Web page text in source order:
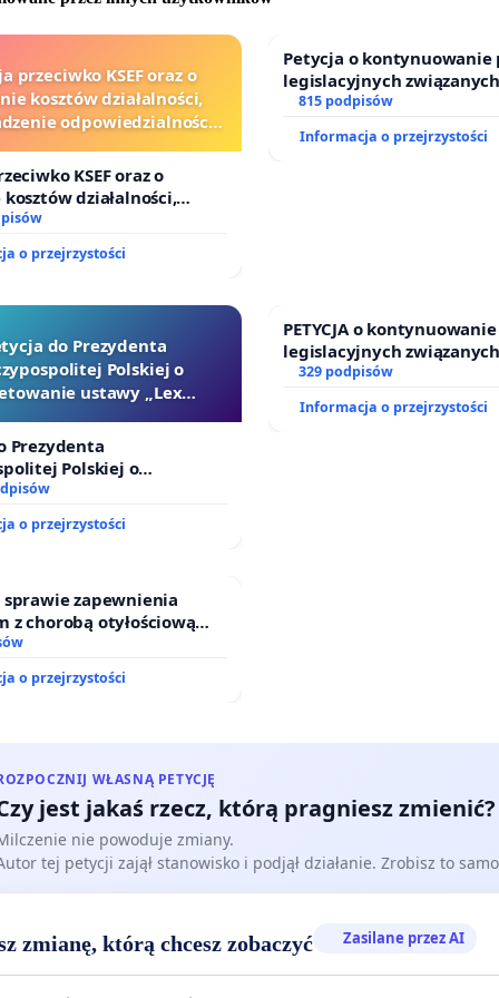
przeciwko KSEF oraz o
kosztów działalności,
odpowiedzialności
i sędziów
KSEF oraz o
działalności,
odpowiedzialności
o przejrzystości
Petycja o kontynuowanie
legislacyjnych
prawa rodzinnego
815 podpisów
Informacja o przejrzystości
do Prezydenta
Polskiej o
ustawy „Lex
Prezydenta
Polskiej o
ustawy „Lex Szarlatan”
o przejrzystości
PETYCJA o
legislacyjnych
prawa rodzinnego
329 podpisów
Informacja o przejrzystości
sprawie zapewnienia
z chorobą otyłościową
kompleksowego leczenia
o przejrzystości
WŁASNĄ PETYCJĘ
jest jakaś rzecz, którą pragniesz zmienić?
nie powoduje zmiany.
tej petycji zajął stanowisko i podjął działanie. Zrobisz to
zmianę, którą chcesz zobaczyć Zasilane przez AI